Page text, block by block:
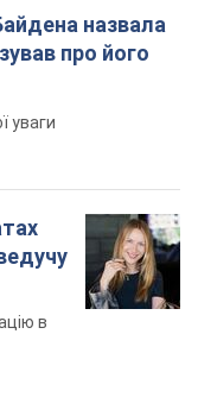
назвала
про його
уваги
в